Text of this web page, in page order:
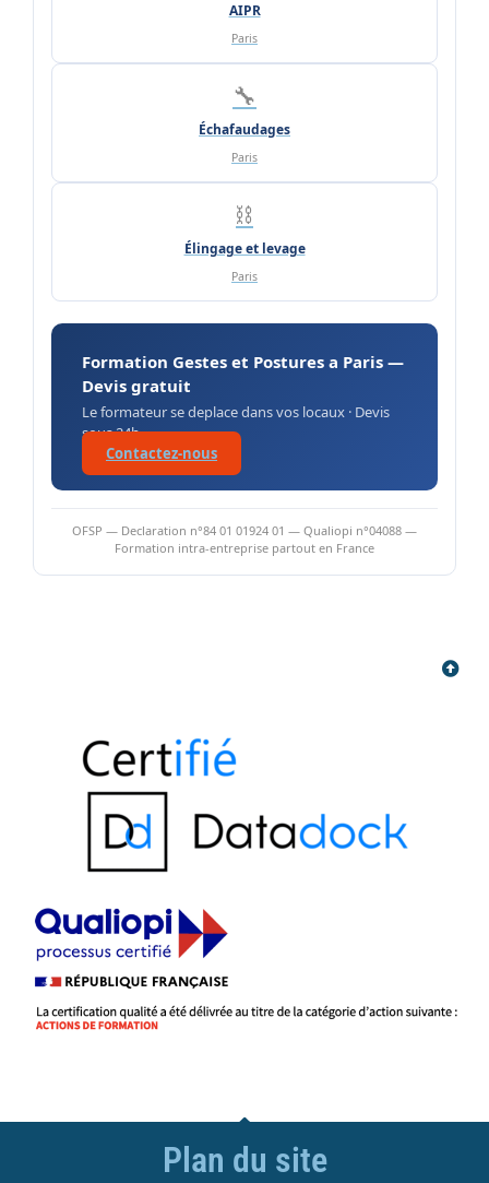
AIPR
Paris
🔧
Échafaudages
Paris
⛓️
Élingage et levage
Paris
Formation Gestes et Postures a Paris —
Devis gratuit
Le formateur se deplace dans vos locaux · Devis
sous 24h
Contactez-nous
OFSP — Declaration n°84 01 01924 01 — Qualiopi n°04088 —
Formation intra-entreprise partout en France
Plan du site